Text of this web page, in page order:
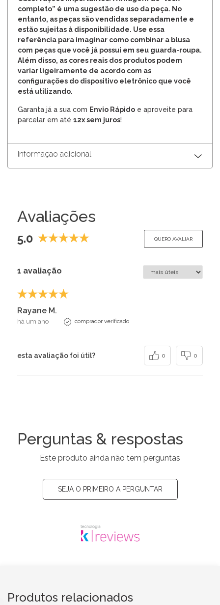
completo” é uma sugestão de uso da peça. No
entanto, as peças são vendidas separadamente e
estão sujeitas à disponibilidade. Use essa
referência para imaginar como combinar a blusa
com peças que você já possui em seu guarda-roupa.
Além disso, as cores reais dos produtos podem
variar ligeiramente de acordo com as
configurações do dispositivo eletrônico que você
está utilizando.
Garanta já a sua com Envio Rápido e aproveite para
parcelar em até 12x sem juros!
Informação adicional
Avaliações
5.0 QUERO AVALIAR
1 avaliação
Rayane M.
há um ano comprador verificado
esta avaliação foi útil? 0 0
Perguntas & respostas
Este produto ainda não tem perguntas
SEJA O PRIMEIRO A PERGUNTAR
Produtos relacionados